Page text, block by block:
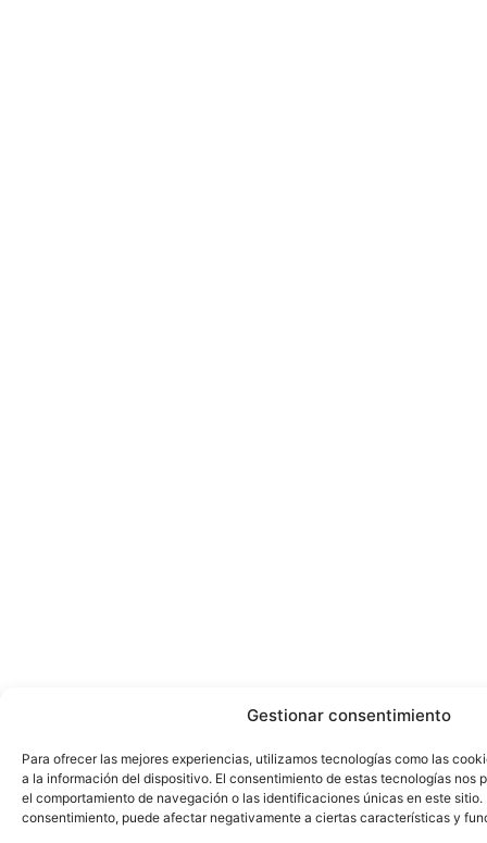
Gestionar consentimiento
Para ofrecer las mejores experiencias, utilizamos tecnologías como las
a la información del dispositivo. El consentimiento de estas tecnologías nos
el comportamiento de navegación o las identificaciones únicas en este
consentimiento, puede afectar negativamente a ciertas características y